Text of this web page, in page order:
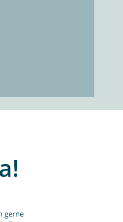
gerne